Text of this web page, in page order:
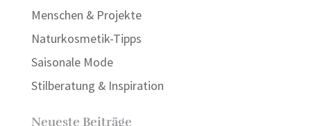
Menschen & Projekte
Naturkosmetik-Tipps
Saisonale Mode
Stilberatung & Inspiration
Neueste Beiträge